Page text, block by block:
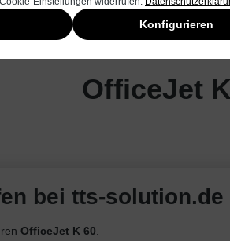
OfficeJet
bei tts-solution.de
OfficeJet K 60
Konfigurieren